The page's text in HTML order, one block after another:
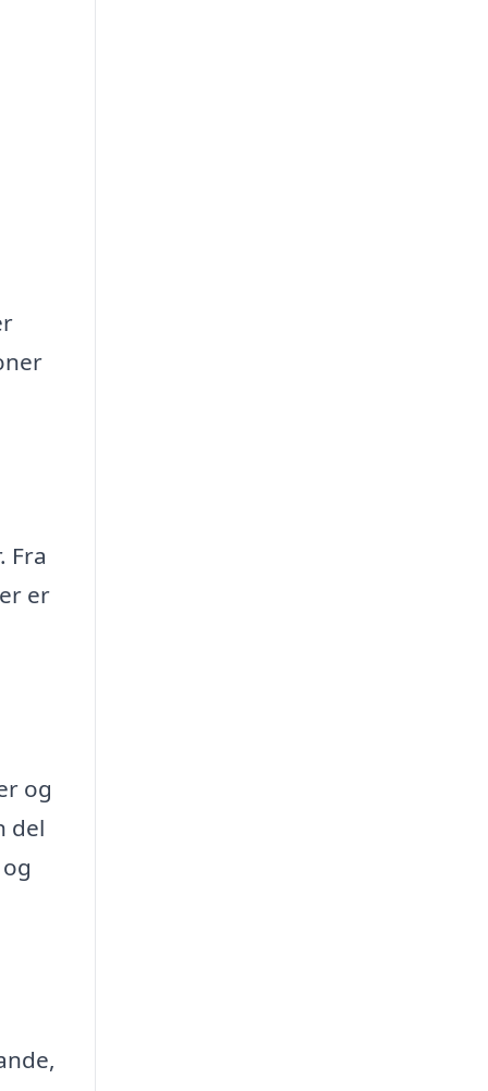
Fra
er
og
del